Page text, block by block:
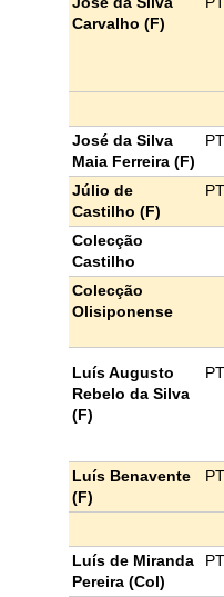
Carvalho (F)
José da Silva
Maia Ferreira (F)
Júlio de
Castilho (F)
Colecção
Castilho
Colecção
Olisiponense
Luís Augusto
Rebelo da Silva
(F)
Luís Benavente
(F)
Luís de Miranda
Pereira (Col)